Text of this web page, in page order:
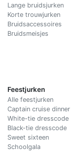
Lange bruidsjurken
Korte trouwjurken
Bruidsaccessoires
Bruidsmeisjes
Feestjurken
Alle feestjurken
Captain cruise dinner
White-tie dresscode
Black-tie dresscode
Sweet sixteen
Schoolgala